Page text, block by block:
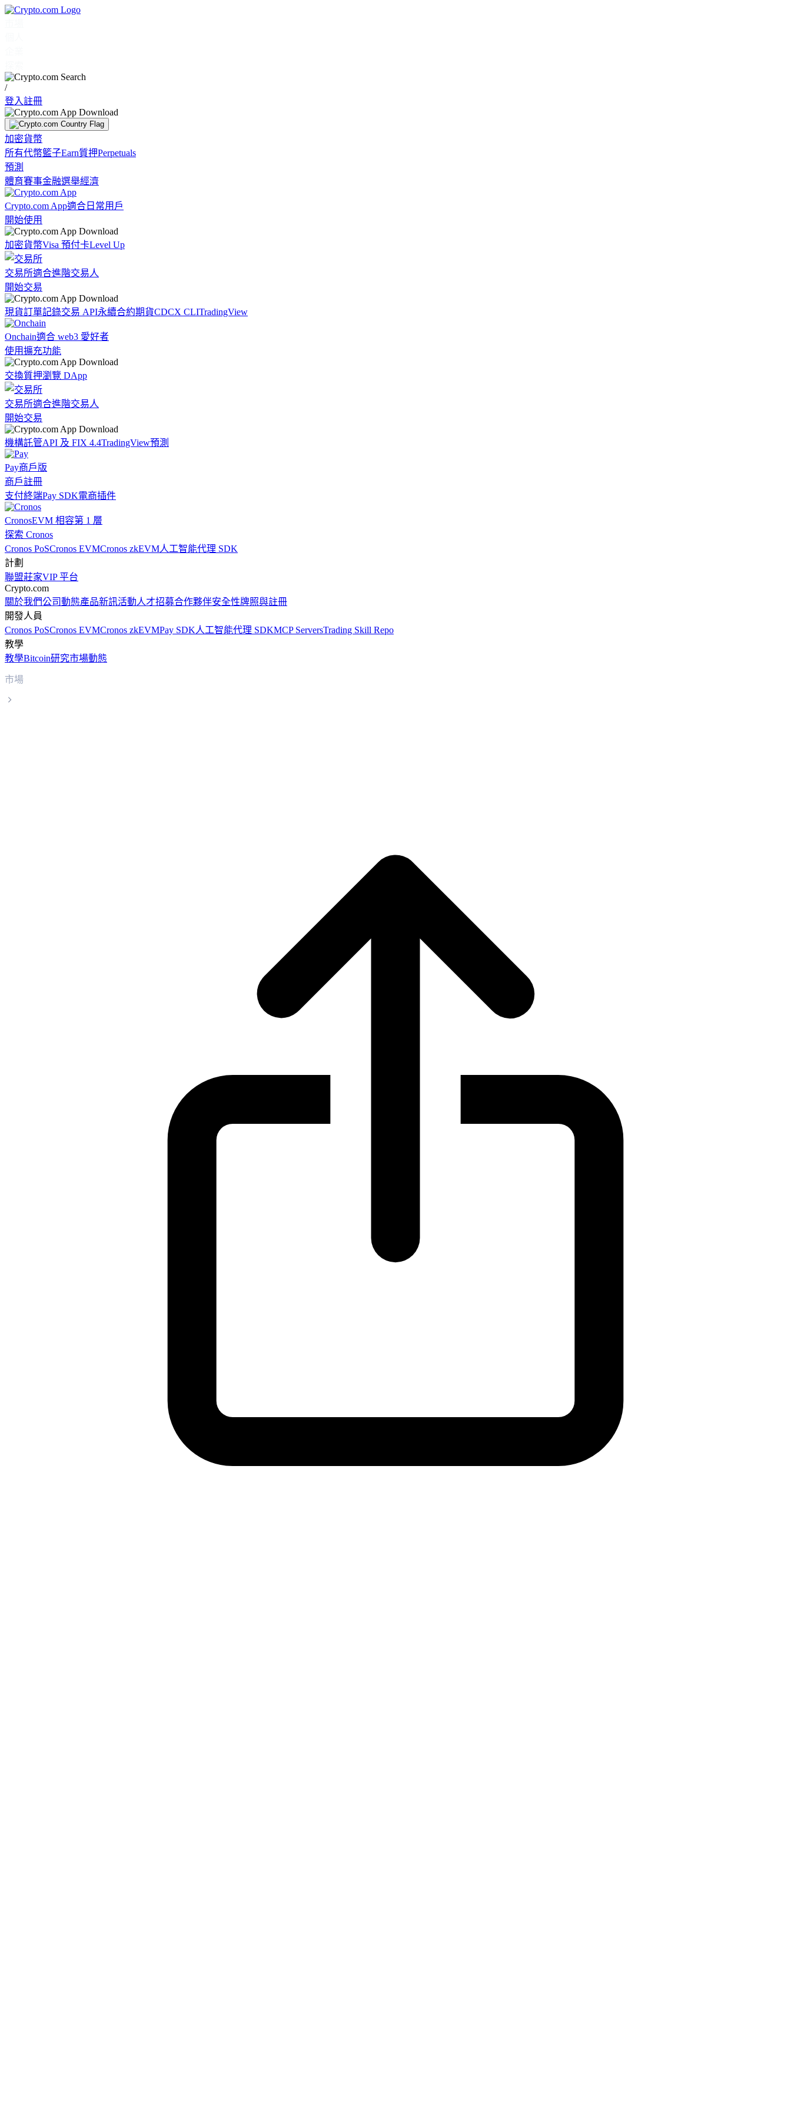
/
登入註冊
加密貨幣
所有代幣籃子Earn質押Perpetuals
預測
體育賽事金融選舉經濟
Crypto.com App適合日常用戶
開始使用
加密貨幣Visa 預付卡Level Up
交易所適合進階交易人
開始交易
現貨訂單記錄交易 API永續合約期貨CDCX CLITradingView
Onchain適合 web3 愛好者
使用擴充功能
交換質押瀏覽 DApp
交易所適合進階交易人
開始交易
機構託管API 及 FIX 4.4TradingView預測
Pay商戶版
商戶註冊
支付終端Pay SDK電商插件
CronosEVM 相容第 1 層
探索 Cronos
Cronos PoSCronos EVMCronos zkEVM人工智能代理 SDK
計劃
聯盟莊家VIP 平台
Crypto.com
關於我們公司動態產品新訊活動人才招募合作夥伴安全性牌照與註冊
開發人員
Cronos PoSCronos EVMCronos zkEVMPay SDK人工智能代理 SDKMCP ServersTrading Skill Repo
教學
教學Bitcoin研究市場動態
市場